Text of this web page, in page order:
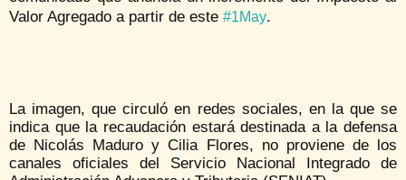
Valor Agregado a partir de este #1May.
La imagen, que circuló en redes sociales, en la que se
indica que la recaudación estará destinada a la defensa
de Nicolás Maduro y Cilia Flores, no proviene de los
canales oficiales del Servicio Nacional Integrado de